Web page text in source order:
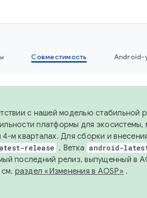
Совместимость Android-
с нашей моделью стабильной
платформы для
м кварталах. Для сборки и
release . Ветка android-
последний релиз, выпущенный в
раздел «Изменения в AOSP» .